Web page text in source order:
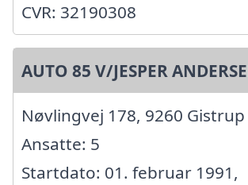
CVR: 32190308
AUTO 85 V/JESPER
Nøvlingvej 178, 9260 Gistrup
Ansatte: 5
Startdato: 01. februar 1991,